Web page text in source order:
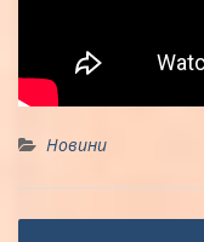
Новини
Навігація